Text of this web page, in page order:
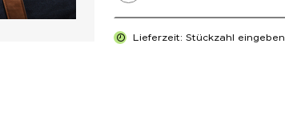
Lieferzeit: Stückzahl eingeben